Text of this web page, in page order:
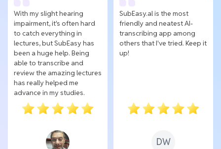
With my slight hearing
impairment, it's often hard
to catch everything in
lectures, but SubEasy has
been a huge help. Being
able to transcribe and
review the amazing lectures
has really helped me
advance in my studies.
SubEasy.al is the most
friendly and neatest AI-
transcribing app among
others that I've tried. Keep it
up!
DW